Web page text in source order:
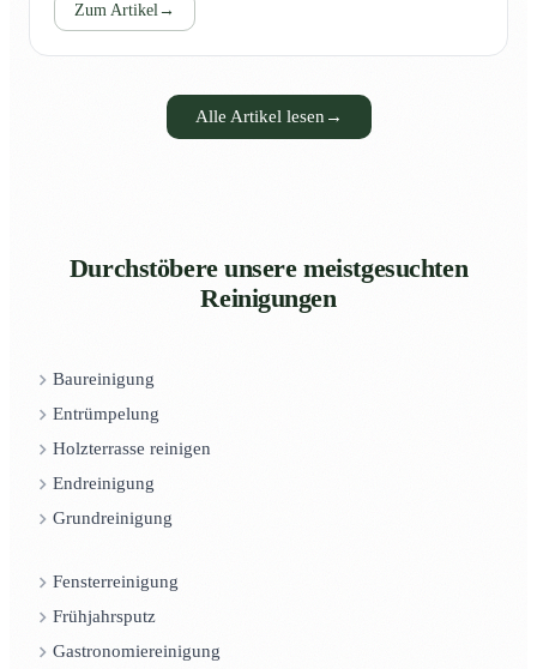
Zum Artikel→
Alle Artikel lesen →
Durchstöbere unsere meistgesuchten
Reinigungen
Baureinigung
Entrümpelung
Holzterrasse reinigen
Endreinigung
Grundreinigung
Fensterreinigung
Frühjahrsputz
Gastronomiereinigung